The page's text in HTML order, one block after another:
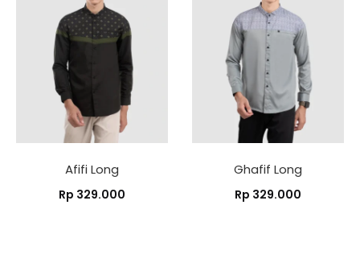
Afifi Long
Rp 329.000
Ghafif Long
Rp 329.000